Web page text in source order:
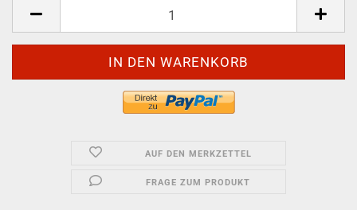
AUF DEN MERKZETTEL
FRAGE ZUM PRODUKT